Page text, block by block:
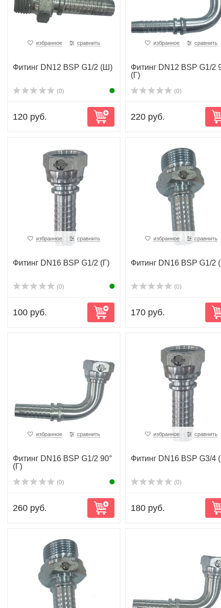
избранное сравнить
Фитинг DN12 BSP G1/2 (Ш)
(0)
120 руб.
избранное сравнить
Фитинг DN12 BSP G1/2
(Г)
(0)
220 руб.
избранное сравнить
Фитинг DN16 BSP G1/2 (Г)
(0)
100 руб.
избранное сравнить
Фитинг DN16 BSP G1/2
(0)
170 руб.
избранное сравнить
Фитинг DN16 BSP G1/2 90°
(Г)
(0)
260 руб.
избранное сравнить
Фитинг DN16 BSP G3/4
(0)
180 руб.